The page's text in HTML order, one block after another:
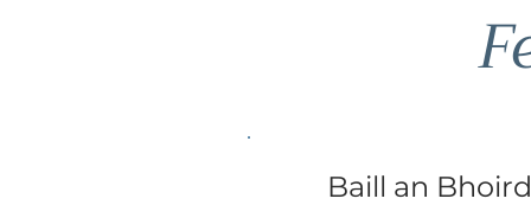
Baill an Bhoird